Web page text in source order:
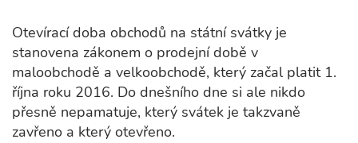
Otevírací doba obchodů na státní svátky je
stanovena zákonem o prodejní době v
maloobchodě a velkoobchodě, který začal platit 1.
října roku 2016. Do dnešního dne si ale nikdo
přesně nepamatuje, který svátek je takzvaně
zavřeno a který otevřeno.